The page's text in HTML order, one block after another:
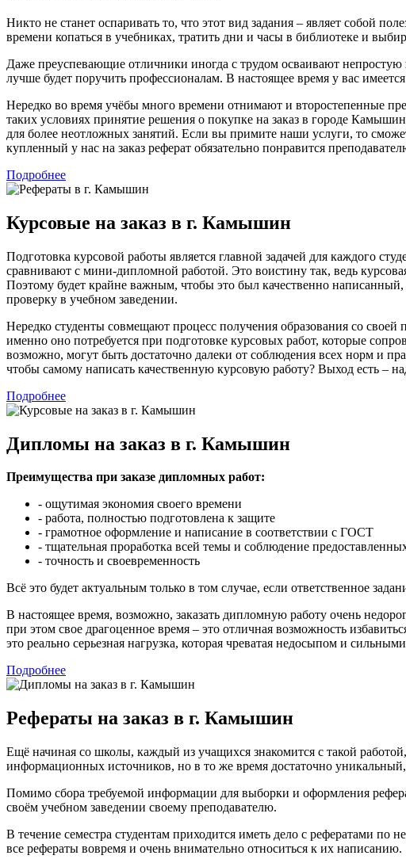
Никто не станет оспаривать то, что этот вид задания – являет собой
времени копаться в учебниках, тратить дни и часы в библиотеке и
Даже преуспевающие отличники иногда с трудом осваивают непростую
лучше будет поручить профессионалам. В настоящее время у вас
Нередко во время учёбы много времени отнимают и второстепенные
таких условиях принятие решения о покупке на заказ в городе
для более неотложных занятий. Если вы примите наши услуги, то
купленный у нас на заказ реферат обязательно понравится
Подробнее
Курсовые на заказ в г. Камышин
Подготовка курсовой работы является главной задачей для каждого
сравнивают с мини-дипломной работой. Это воистину так, ведь
Поэтому будет крайне важным, чтобы это был качественно
проверку в учебном заведении.
Нередко студенты совмещают процесс получения образования со своей
именно оно потребуется при подготовке курсовых работ, которые
возможно, могут быть достаточно далеки от соблюдения всех норм и
чтобы самому написать качественную курсовую работу? Выход есть –
Подробнее
Дипломы на заказ в г. Камышин
Преимущества при заказе дипломных работ:
- ощутимая экономия своего времени
- работа, полностью подготовлена к защите
- грамотное оформление и написание в соответствии с ГОСТ
- тщательная проработка всей темы и соблюдение
- точность и своевременность
Всё это будет актуальным только в том случае, если ответственное
В настоящее время, возможно, заказать дипломную работу очень
при этом свое драгоценное время – это отличная возможность
это реально серьезная нагрузка, которая чреватая недосыпом и
Подробнее
Рефераты на заказ в г. Камышин
Ещё начиная со школы, каждый из учащихся знакомится с такой
информационных источников, но в то же время достаточно
Помимо сбора требуемой информации для выборки и оформления
своём учебном заведении своему преподавателю.
В течение семестра студентам приходится иметь дело с рефератами по
все рефераты вовремя и очень внимательно относиться к их написанию.